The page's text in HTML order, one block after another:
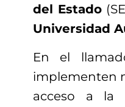
del Estado
Universidad
En el
implementen
acceso a la